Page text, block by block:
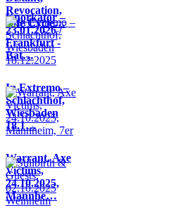
Revocation,
Life Cycle…
Knorkator –
23.01.2026 /
Frankfurt -
Bat…
In Extremo –
Schlachthof,
Wiesbaden
18.1…
Warrant, Axe
Victims,
24.10.2025,
Mannhe…